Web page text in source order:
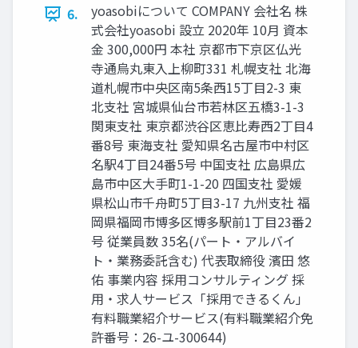
6.
yoasobiについて COMPANY 会社名 株
式会社yoasobi 設⽴ 2020年 10⽉ 資本
⾦ 300,000円 本社 京都市下京区仏光
寺通烏丸東⼊上柳町331 札幌⽀社 北海
道札幌市中央区南5条⻄15丁⽬2-3 東
北⽀社 宮城県仙台市若林区五橋3-1-3
関東⽀社 東京都渋⾕区恵⽐寿⻄2丁⽬4
番8号 東海⽀社 愛知県名古屋市中村区
名駅4丁⽬24番5号 中国⽀社 広島県広
島市中区⼤⼿町1-1-20 四国⽀社 愛媛
県松⼭市千⾈町5丁⽬3-17 九州⽀社 福
岡県福岡市博多区博多駅前1丁⽬23番2
号 従業員数 35名(パート‧アルバイ
ト‧業務委託含む) 代表取締役 濱⽥ 悠
佑 事業内容 採⽤コンサルティング 採
⽤‧求⼈サービス「採⽤できるくん」
有料職業紹介サービス(有料職業紹介免
許番号：26-ユ-300644)